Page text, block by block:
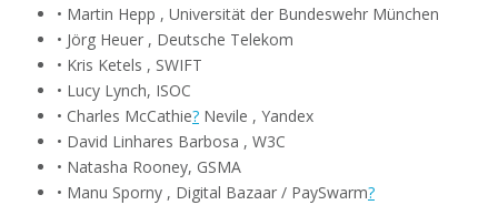
• Martin Hepp , Universität der Bundeswehr München
• Jörg Heuer , Deutsche Telekom
• Kris Ketels , SWIFT
• Lucy Lynch, ISOC
• Charles McCathie? Nevile , Yandex
• David Linhares Barbosa , W3C
• Natasha Rooney, GSMA
• Manu Sporny , Digital Bazaar / PaySwarm?